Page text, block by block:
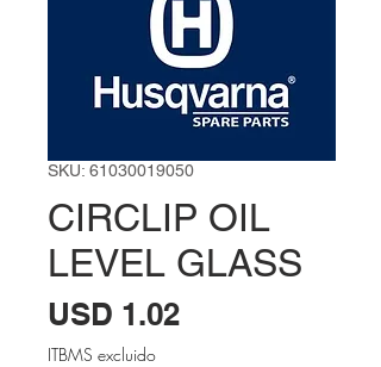
SKU: 61030019050
CIRCLIP OIL
LEVEL GLASS
USD 1.02Precio
ITBMS excluido